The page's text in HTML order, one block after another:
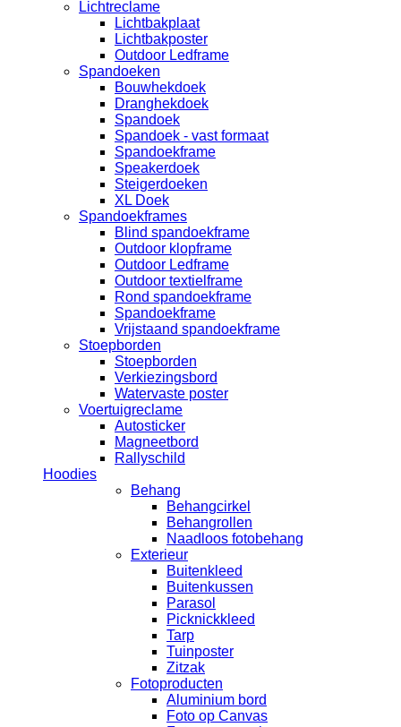
Lichtreclame
Lichtbakplaat
Lichtbakposter
Outdoor Ledframe
Spandoeken
Bouwhekdoek
Dranghekdoek
Spandoek
Spandoek - vast formaat
Spandoekframe
Speakerdoek
Steigerdoeken
XL Doek
Spandoekframes
Blind spandoekframe
Outdoor klopframe
Outdoor Ledframe
Outdoor textielframe
Rond spandoekframe
Spandoekframe
Vrijstaand spandoekframe
Stoepborden
Stoepborden
Verkiezingsbord
Watervaste poster
Voertuigreclame
Autosticker
Magneetbord
Rallyschild
Hoodies
Behang
Behangcirkel
Behangrollen
Naadloos fotobehang
Exterieur
Buitenkleed
Buitenkussen
Parasol
Picknickkleed
Tarp
Tuinposter
Zitzak
Fotoproducten
Aluminium bord
Foto op Canvas